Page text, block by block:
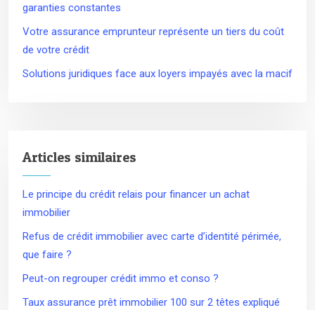
garanties constantes
Votre assurance emprunteur représente un tiers du coût
de votre crédit
Solutions juridiques face aux loyers impayés avec la macif
Articles similaires
Le principe du crédit relais pour financer un achat
immobilier
Refus de crédit immobilier avec carte d’identité périmée,
que faire ?
Peut-on regrouper crédit immo et conso ?
Taux assurance prêt immobilier 100 sur 2 têtes expliqué